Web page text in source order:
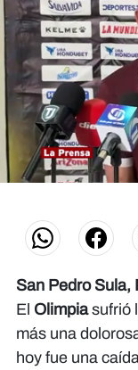
seconds
San Pedro Sula,
El Olimpiasufrió
más una
hoy fue una